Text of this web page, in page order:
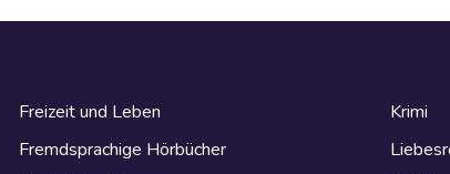
Freizeit und Leben
Fremdsprachige Hörbücher
Krimi